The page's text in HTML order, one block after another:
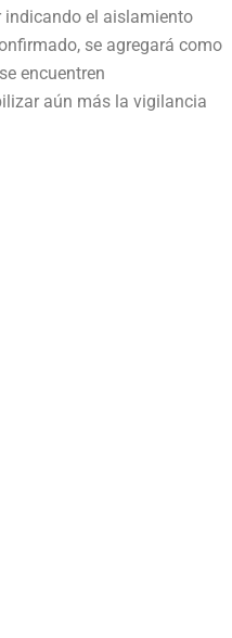
indicando el aislamiento
se agregará como
encuentren
aún más la vigilancia